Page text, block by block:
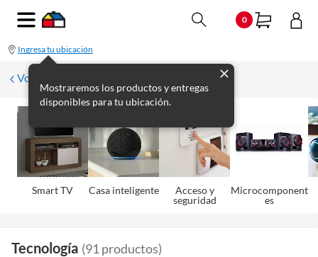
0
Ingresa tu ubicación
Mostraremos los productos y entregas
disponibles para tu ubicación.
Volver
Smart TV Casa inteligente
Acceso y
seguridad
Microcomponent
es
Tecnología (91 productos)